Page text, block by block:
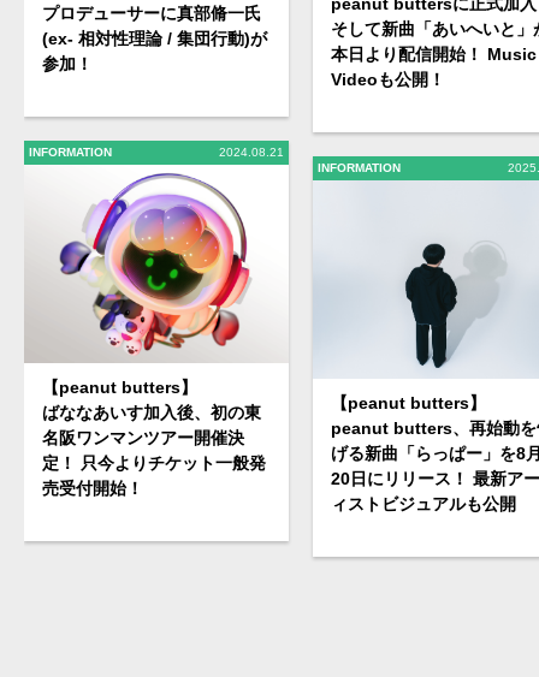
プロデューサーに真部脩一氏
(ex- 相対性理論 / 集団行動)が
参加！
INFORMATION 2024.08.21
【peanut butters】
ばななあいす加入後、初の東
名阪ワンマンツアー開催決
定！ 只今よりチケット一般発
売受付開始！
そして新曲「あいへいと」
本日より配信開始！ Music
Videoも公開！
INFORMATION
【peanut butters】
peanut butters、再始動を
げる新曲「らっぱー」を8
20日にリリース！ 最新ア
ィストビジュアルも公開